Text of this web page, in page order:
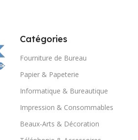
Catégories
Fourniture de Bureau
Papier & Papeterie
Informatique & Bureautique
Impression & Consommables
Beaux-Arts & Décoration